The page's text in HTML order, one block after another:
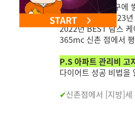
마포구와 서대문구에
이번 캠페인은 2023
2022년 BEST 람스
365mc 신촌 점에서
P.S 아파트 관리비 고
다이어트 성공 비법을
✔신촌점에서 [지방]